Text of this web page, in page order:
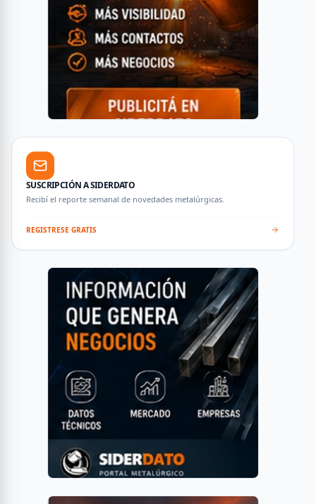
SUSCRIPCIÓN A SIDERDATO
Recibí el reporte semanal de novedades metalúrgicas.
REGISTRESE GRATIS